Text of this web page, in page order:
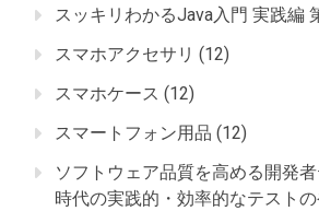
スッキリわかるJava入門 実践編
スマホアクセサリ (12)
スマホケース (12)
スマートフォン用品 (12)
ソフトウェア品質を高める開発
時代の実践的・効率的なテスト